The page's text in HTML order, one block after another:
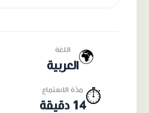
🌍 اللغة
العربية
⏱️ مدّة الاستماع
14 دقيقة